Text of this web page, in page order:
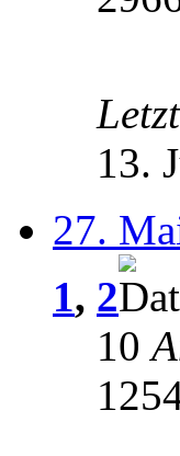
13.
27.
1, 2
10